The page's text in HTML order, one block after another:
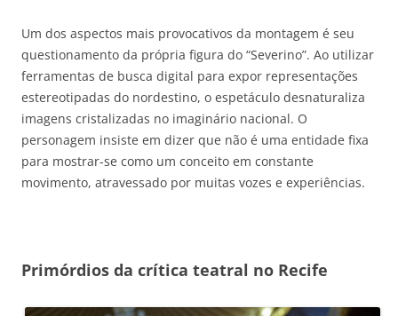
Um dos aspectos mais provocativos da montagem é seu
questionamento da própria figura do “Severino”. Ao utilizar
ferramentas de busca digital para expor representações
estereotipadas do nordestino, o espetáculo desnaturaliza
imagens cristalizadas no imaginário nacional. O
personagem insiste em dizer que não é uma entidade fixa
para mostrar-se como um conceito em constante
movimento, atravessado por muitas vozes e experiências.
Primórdios da crítica teatral no Recife